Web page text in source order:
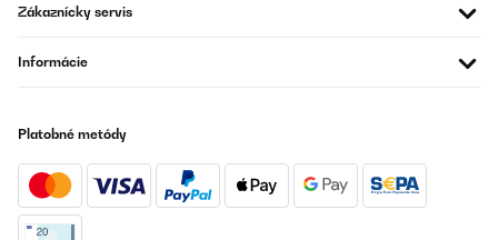
Zákaznícky servis
Informácie
Platobné metódy